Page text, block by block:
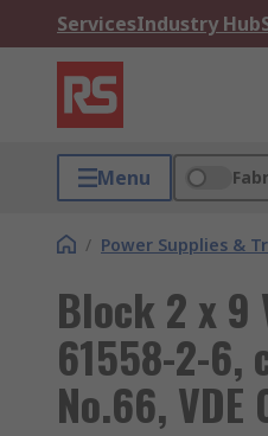
ServicesIndustry Hub
Menu
/ Power Supplies &
Block 2 x 9
61558-2-6,
No.66,